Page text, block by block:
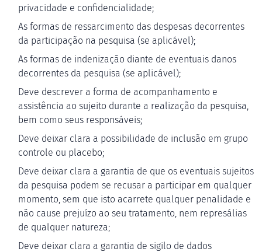
privacidade e confidencialidade;
As formas de ressarcimento das despesas decorrentes
da participação na pesquisa (se aplicável);
As formas de indenização diante de eventuais danos
decorrentes da pesquisa (se aplicável);
Deve descrever a forma de acompanhamento e
assistência ao sujeito durante a realização da pesquisa,
bem como seus responsáveis;
Deve deixar clara a possibilidade de inclusão em grupo
controle ou placebo;
Deve deixar clara a garantia de que os eventuais sujeitos
da pesquisa podem se recusar a participar em qualquer
momento, sem que isto acarrete qualquer penalidade e
não cause prejuízo ao seu tratamento, nem represálias
de qualquer natureza;
Deve deixar clara a garantia de sigilo de dados